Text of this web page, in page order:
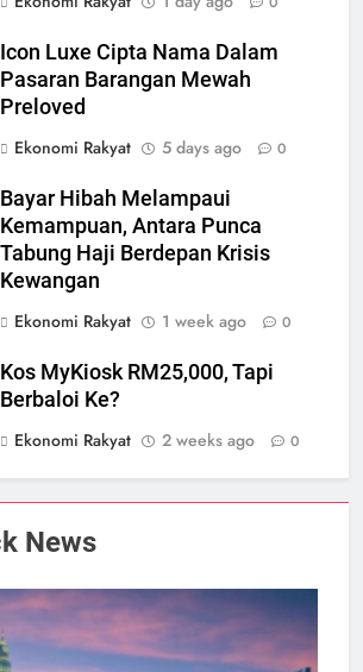
Icon Luxe Cipta Nama Dalam
Pasaran Barangan Mewah
Preloved
Ekonomi Rakyat
5 days ago 0
Bayar Hibah Melampaui
Kemampuan, Antara Punca
Tabung Haji Berdepan Krisis
Kewangan
Ekonomi Rakyat
1 week ago 0
Kos MyKiosk RM25,000, Tapi
Berbaloi Ke?
Ekonomi Rakyat
2 weeks ago 0
News